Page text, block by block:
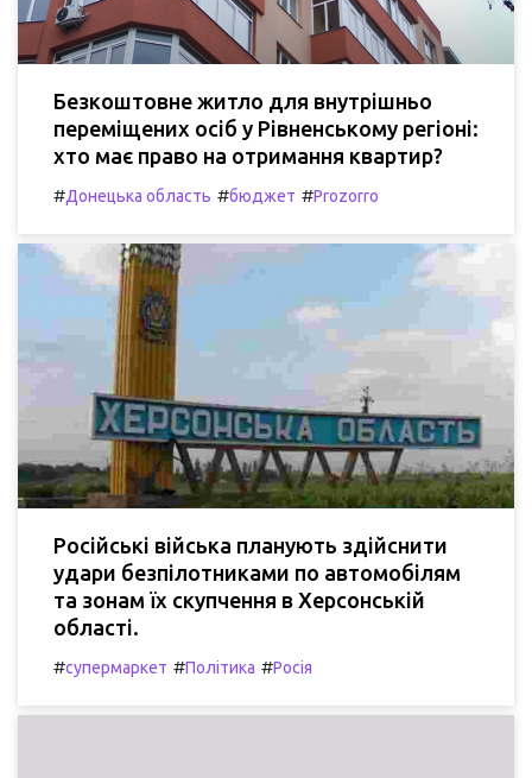
Безкоштовне житло для внутрішньо
переміщених осіб у Рівненському регіоні:
хто має право на отримання квартир?
#Донецька область #бюджет #Prozorro
Російські війська планують здійснити
удари безпілотниками по автомобілям
та зонам їх скупчення в Херсонській
області.
#супермаркет #Політика #Росія